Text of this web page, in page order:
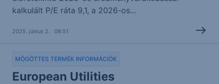
kalkulált P/E ráta 9,1, a 2026-os...
2025. június 2. 08:51
MÖGÖTTES TERMÉK INFORMÁCIÓK
European Utilities